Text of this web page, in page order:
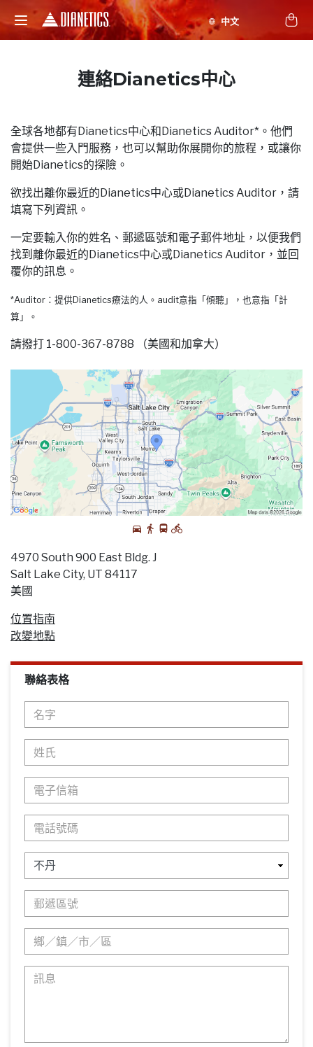
連絡Dianetics中心
全球各地都有Dianetics中心和Dianetics Auditor*。他們
會提供一些入門服務，也可以幫助你展開你的旅程，或讓你
開始Dianetics的探險。
欲找出離你最近的Dianetics中心或Dianetics Auditor，請
填寫下列資訊。
一定要輸入你的姓名、郵遞區號和電子郵件地址，以便我們
找到離你最近的Dianetics中心或Dianetics Auditor，並回
覆你的訊息。
*Auditor：提供Dianetics療法的人。audit意指「傾聽」，也意指「計
算」。
請撥打 1-800-367-8788 （美國和加拿大）
4970 South 900 East Bldg. J
Salt Lake City, UT 84117
美國
位置指南
改變地點
聯絡表格